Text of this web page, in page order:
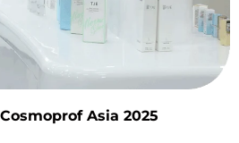
Asia 2025